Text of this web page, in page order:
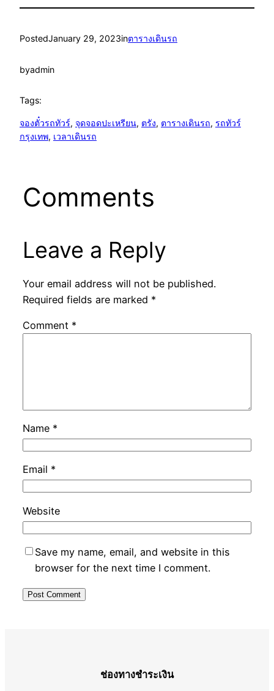
PostedJanuary 29, 2023inตารางเดินรถ
byadmin
Tags:
จองตั๋วรถทัวร์, จุดจอดปะเหรียน, ตรัง, ตารางเดินรถ, รถทัวร์
กรุงเทพ, เวลาเดินรถ
Comments
Leave a Reply
Your email address will not be published.
Required fields are marked *
Comment *
Name *
Email *
Website
Save my name, email, and website in this
browser for the next time I comment.
ช่องทางชำระเงิน